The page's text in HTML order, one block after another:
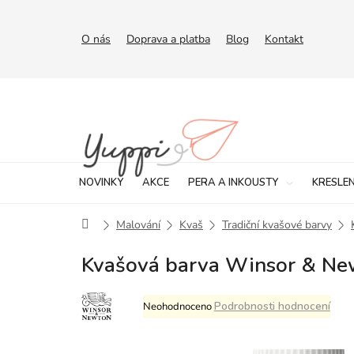
O nás Doprava a platba Blog Kontakt
NOVINKY AKCE PERA A INKOUSTY
DomůMalování Kvaš Tradiční kvašové barvy
Kvašová barva Winsor &
Průměrné
hodnocení
NeohodnocenoPodrobnosti hodnocení